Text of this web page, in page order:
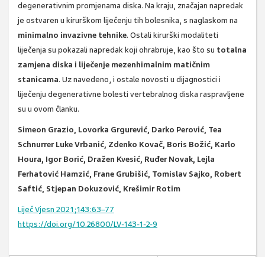
degenerativnim promjenama diska. Na kraju, značajan napredak
je ostvaren u kirurškom liječenju tih bolesnika, s naglaskom na
minimalno invazivne tehnike. Ostali kirurški modaliteti
liječenja su pokazali napredak koji ohrabruje, kao što su totalna
zamjena diska i liječenje mezenhimalnim matičnim
stanicama. Uz navedeno, i ostale novosti u dijagnostici i
liječenju degenerativne bolesti vertebralnog diska raspravljene
su u ovom članku.
Simeon Grazio, Lovorka Grgurević, Darko Perović, Tea
Schnurrer Luke Vrbanić, Zdenko Kovač, Boris Božić, Karlo
Houra, Igor Borić, Dražen Kvesić, Ruđer Novak, Lejla
Ferhatović Hamzić, Frane Grubišić, Tomislav Sajko, Robert
Saftić, Stjepan Dokuzović, Krešimir Rotim
Liječ Vjesn 2021;143:63–77
https://doi.org/10.26800/LV-143-1-2-9